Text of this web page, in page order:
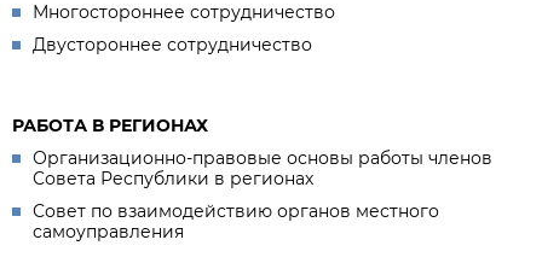
Многостороннее сотрудничество
Двустороннее сотрудничество
РАБОТА В РЕГИОНАХ
Организационно-правовые основы работы членов
Совета Республики в регионах
Совет по взаимодействию органов местного
самоуправления